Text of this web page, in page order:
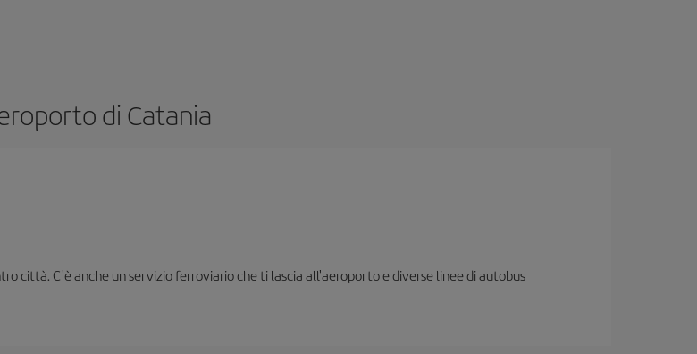
di Catania
città. C'è anche un servizio ferroviario che ti lascia all'aeroporto e diverse linee di autobus